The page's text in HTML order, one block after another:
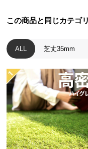
開
梱
設
置
サ
ー
ビ
ス
に
つ
い
この商品と同じカテゴ
ALL 芝丈35mm